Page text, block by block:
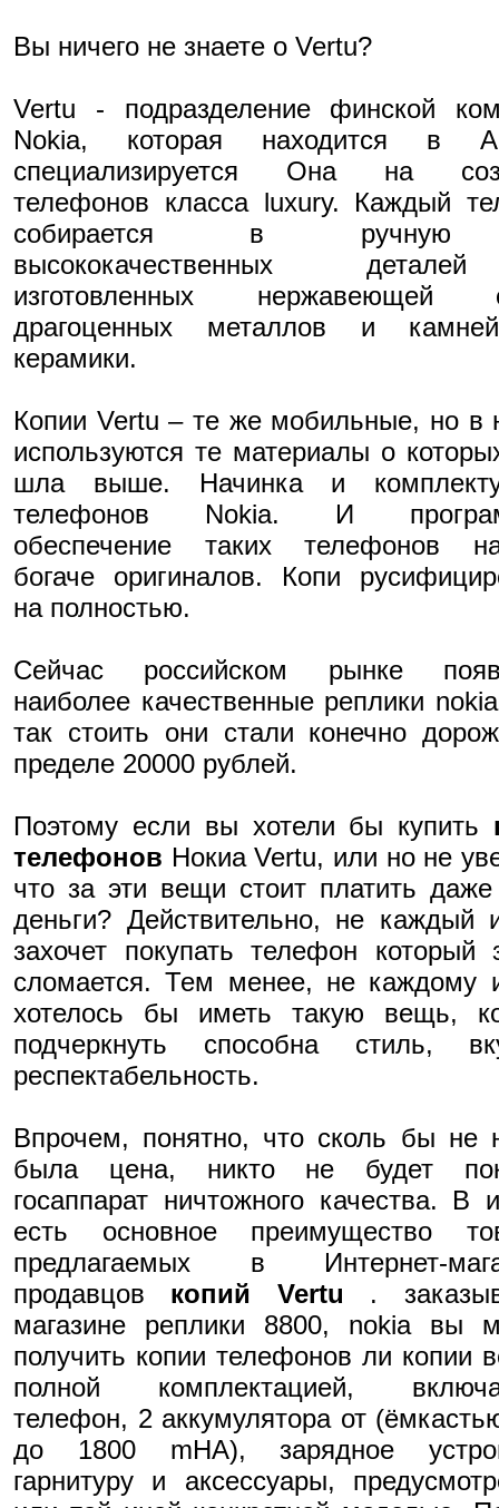
Вы ничего не знаете о Vertu?
Vertu - подразделение финской
Nokia, которая находится в
специализируется Она на
телефонов класса luxury. Каждый
собирается в
высококачественных
изготовленных нержавеющей
драгоценных металлов и
керамики.
Копии Vertu – те же мобильные, но в
используются те материалы о
шла выше. Начинка и
телефонов Nokia. И
обеспечение таких телефонов
богаче оригиналов. Копи
на полностью.
Сейчас российском рынке
наиболее качественные реплики
так стоить они стали конечно
пределе 20000 рублей.
Поэтому если вы хотели бы купить
телефонов Нокиа Vertu, или но не
что за эти вещи стоит платить даже
деньги? Действительно, не каждый
захочет покупать телефон который
сломается. Тем менее, не каждому
хотелось бы иметь такую вещь,
подчеркнуть способна стиль,
респектабельность.
Впрочем, понятно, что сколь бы не
была цена, никто не будет
госаппарат ничтожного качества. В
есть основное преимущество
предлагаемых в Интернет-
продавцов копий Vertu .
магазине реплики 8800, nokia вы
получить копии телефонов ли копии
полной комплектацией,
телефон, 2 аккумулятора от
до 1800 mHA), зарядное
гарнитуру и аксессуары,